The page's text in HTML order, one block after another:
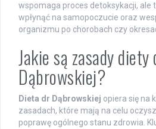
wspomaga proces detoksykacji, ale
wpłynąć na samopoczucie oraz
organizmu po chorobach czy
Jakie są zasady diety
Dąbrowskiej?
Dieta dr Dąbrowskiej opiera się na
zasadach, które mają na celu
poprawę ogólnego stanu zdrowia.